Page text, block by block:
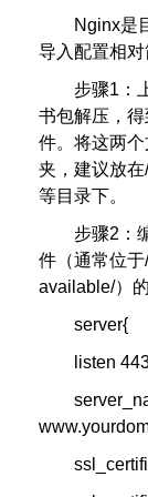
Nginx是
导入配置相对
步骤1：
书包解压，
件。将这两
夹，建议放
等目录下。
步骤2：
件（通常位
available/）
server{
listen